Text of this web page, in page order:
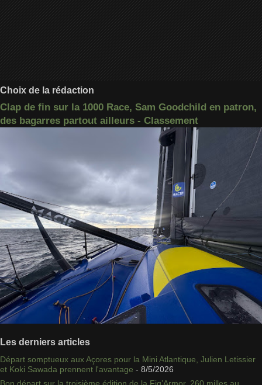
Choix de la rédaction
Clap de fin sur la 1000 Race, Sam Goodchild en patron,
des bagarres partout ailleurs - Classement
Les derniers articles
Départ somptueux aux Açores pour la Mini Atlantique, Julien Letissier
et Koki Sawada prennent l'avantage - 8/5/2026